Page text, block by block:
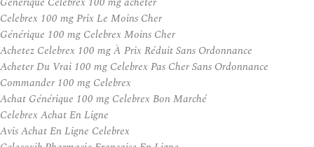
Celebrex 100 mg Prix Le Moins Cher
Générique 100 mg Celebrex Moins Cher
Achetez Celebrex 100 mg À Prix Réduit Sans Ordonnance
Acheter Du Vrai 100 mg Celebrex Pas Cher Sans Ordonnance
Commander 100 mg Celebrex
Achat Générique 100 mg Celebrex Bon Marché
Celebrex Achat En Ligne
Avis Achat En Ligne Celebrex